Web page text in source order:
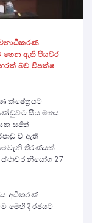
ගෙන ඇති පියවර
බව විපක්ෂ
ක්ෂේත්‍රයට
සිය මතය
සජිත්
වී ඇති
තීරණයක්
නියෝග 27
අධිකරණ
මෙහි දී රජයට